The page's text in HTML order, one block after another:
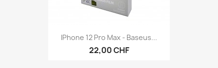
IPhone 12 Pro Max - Baseus...
22,00 CHF